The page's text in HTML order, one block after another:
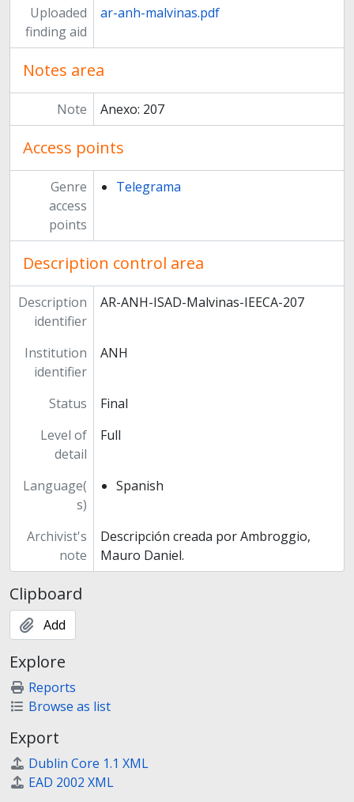
Uploaded
finding aid
ar-anh-malvinas.pdf
Notes area
Note Anexo: 207
Access points
Genre
access
points
Telegrama
Description control area
Description
identifier
AR-ANH-ISAD-Malvinas-IEECA-207
Institution
identifier
ANH
Status
Final
Level of
detail
Full
Language(
s)
Spanish
Archivist's
note
Descripción creada por Ambroggio,
Mauro Daniel.
Clipboard
Add
Explore
Reports
Browse as list
Export
Dublin Core 1.1 XML
EAD 2002 XML